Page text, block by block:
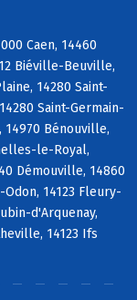
Caen, 14460
Biéville-Beuville,
14280 Saint-
Saint-Germain-
Bénouville,
le-Royal,
Démouville, 14860
14123 Fleury-
d'Arquenay,
14123 Ifs